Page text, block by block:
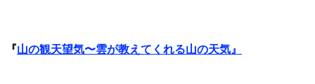
『山の観天望気〜雲が教えてくれる山の天気』